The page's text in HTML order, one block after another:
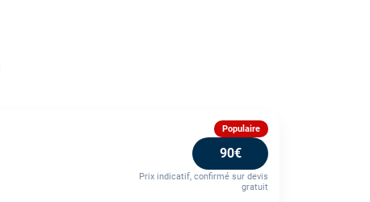
Populaire
90€
Prix indicatif, confirmé sur devis
gratuit